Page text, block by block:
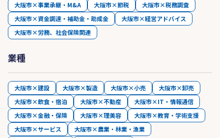
大阪市×事業承継・M&A
大阪市×節税
大阪市×税務調査
大阪市×資金調達・補助金・助成金
大阪市×経営アドバイス
大阪市×労務、社会保険関連
業種
大阪市×建設 大阪市×製造 大阪市×小売
大阪市×卸売
大阪市×飲食・宿泊
大阪市×不動産
大阪市×IT・情報通信
大阪市×金融・保険
大阪市×理美容
大阪市×教育・学術支援
大阪市×サービス
大阪市×農業・林業・漁業